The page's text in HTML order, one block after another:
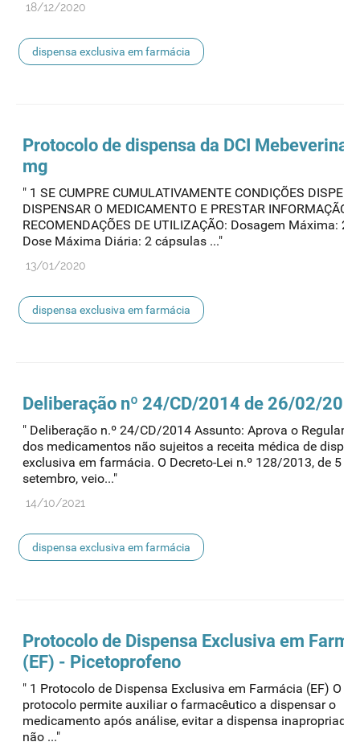
18/12/2020
dispensa exclusiva em farmácia
Protocolo de dispensa da DCI Mebeverina
mg
" 1 SE CUMPRE CUMULATIVAMENTE CONDIÇÕES
DISPENSAR O MEDICAMENTO E PRESTAR INFORMAÇÃO /
RECOMENDAÇÕES DE UTILIZAÇÃO: Dosagem Máxima:
Dose Máxima Diária: 2 cápsulas ..."
13/01/2020
dispensa exclusiva em farmácia
Deliberação nº 24/CD/2014 de 26/02/
" Deliberação n.º 24/CD/2014 Assunto: Aprova o
dos medicamentos não sujeitos a receita médica de
exclusiva em farmácia. O Decreto-Lei n.º 128/2013, de 5 de
setembro, veio..."
14/10/2021
dispensa exclusiva em farmácia
Protocolo de Dispensa Exclusiva em
(EF) - Picetoprofeno
" 1 Protocolo de Dispensa Exclusiva em Farmácia (EF) O
protocolo permite auxiliar o farmacêutico a dispensar o
medicamento após análise, evitar a dispensa inapropriada
não ..."